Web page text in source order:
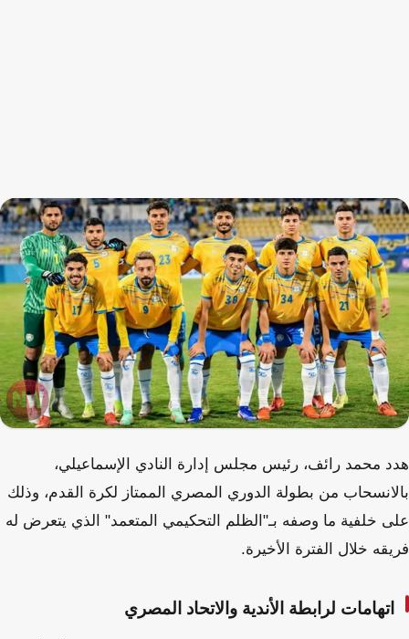
هدد محمد رائف، رئيس مجلس إدارة النادي الإسماعيلي،
بالانسحاب من بطولة الدوري المصري الممتاز لكرة القدم، وذلك
على خلفية ما وصفه بـ"الظلم التحكيمي المتعمد" الذي يتعرض له
فريقه خلال الفترة الأخيرة.
اتهامات لرابطة الأندية والاتحاد المصري